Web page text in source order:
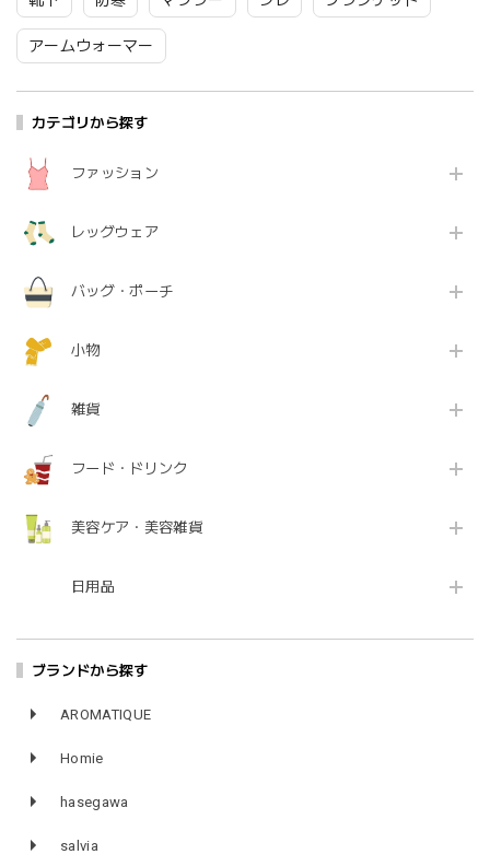
アームウォーマー
カテゴリから探す
ファッション
レッグウェア
バッグ・ポーチ
小物
雑貨
フード・ドリンク
美容ケア・美容雑貨
日用品
ブランドから探す
AROMATIQUE
Homie
hasegawa
salvia